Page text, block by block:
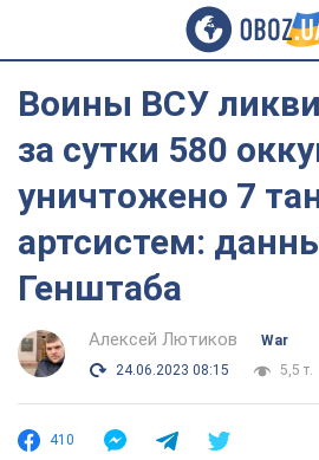
Воины ВСУ
за сутки 580
уничтожено 7
артсистем:
Генштаба
Алексей Лютиков
War
24.06.2023 08:15
5,5 т.
410